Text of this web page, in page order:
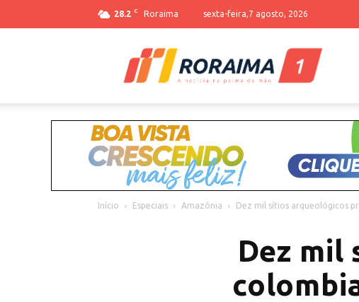
28.2 C Roraima sexta-feira,7 agosto, 2026
Início Especiais Amazônia Dez mil sítios arqueológicos
Dez mil